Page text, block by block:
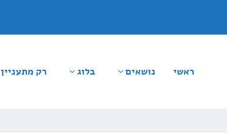
ראשי נושאים בלוג רק מתעניין